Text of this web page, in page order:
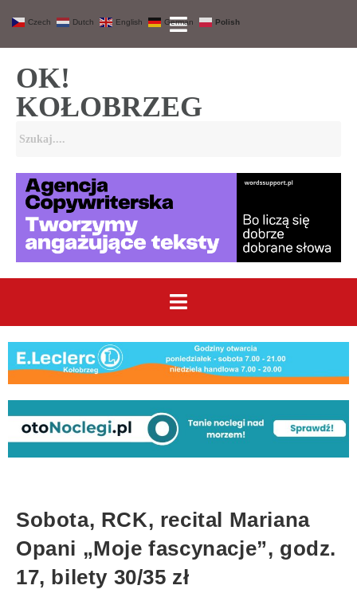
OK!
KOŁOBRZEG
Sobota, RCK, recital Mariana
Opani „Moje fascynacje”, godz.
17, bilety 30/35 zł
Czech Dutch English German Polish